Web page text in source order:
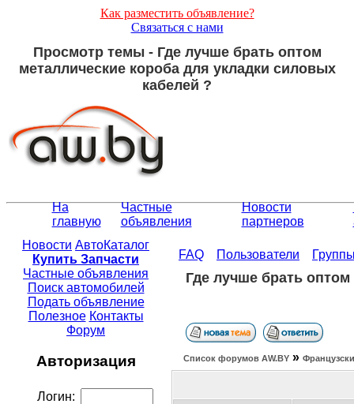
Как разместить объявление?
Связаться с нами
Просмотр темы - Где лучше брать оптом
металлические короба для укладки силовых
кабелей ?
На
главную
Частные
объявления
Новости
партнеров
Новости АвтоКаталог
Купить Запчасти
Частные объявления
Поиск автомобилей
Подать объявление
Полезное Контакты
Форум
Авторизация
Логин:
FAQ Пользователи
Где лучше брать
Список форумов АW.BY »